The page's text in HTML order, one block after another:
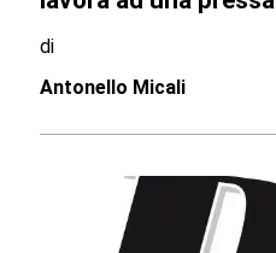
di
Antonello Micali